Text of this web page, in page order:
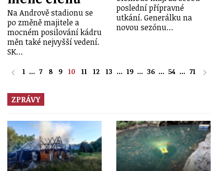
Na Andrově stadionu se
po změně majitele a
mocném posilování kádru
měn také nejvyšší vedení.
SK…
poslední přípravné
utkání. Generálku na
novou sezónu…
1 ... 7 8 9 10 11 12 13 ... 19 ... 36 ... 54 ... 71
ZPRÁVY